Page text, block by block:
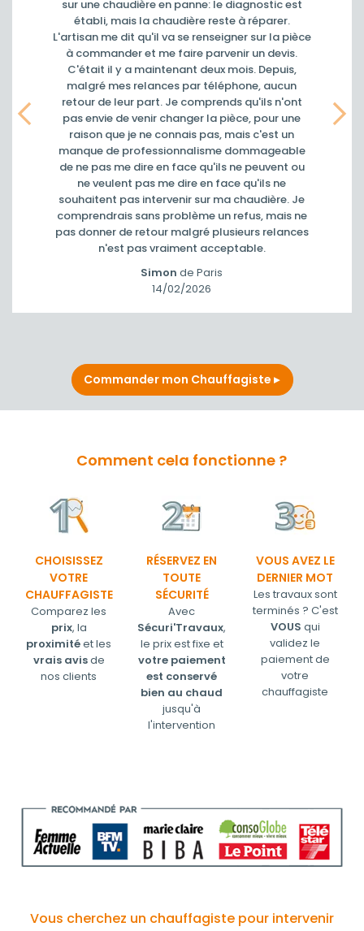
Moniade épinay-sur-seine
20/11/2025
Précedent
Commander mon Chauffagiste
Comment cela fonctionne ?
CHOISISSEZ
VOTRE
CHAUFFAGISTE
Comparez les
prix, la
proximitéet les
vrais avisde
nos clients
RÉSERVEZ EN
TOUTE
SÉCURITÉ
Avec
Sécuri'Travaux,
le prix est fixe et
votre paiement
est conservé
bien au chaud
jusqu'à
l'intervention
VOUS AVEZ LE
DERNIER MOT
Les travaux sont
terminés ? C'est
VOUS qui
validez le
paiement de
votre
chauffagiste
Vous cherchez un chauffagiste pour intervenir